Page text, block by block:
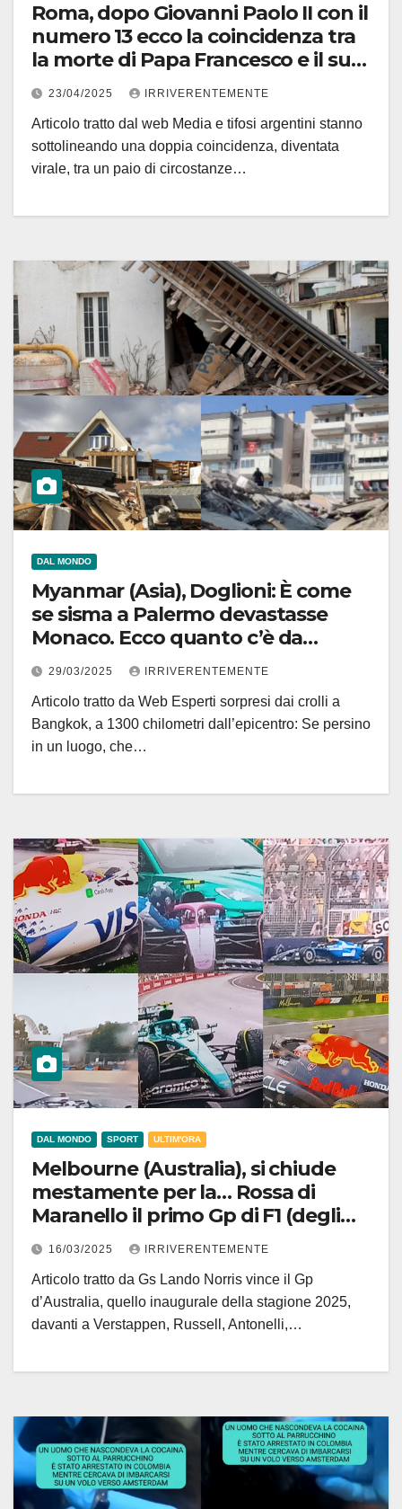
Roma, dopo Giovanni Paolo II con il
numero 13 ecco la coincidenza tra
la morte di Papa Francesco e il suo
numero di tessera del San Lorenzo
che diventa virale
23/04/2025 IRRIVERENTEMENTE
Articolo tratto dal web Media e tifosi argentini stanno
sottolineando una doppia coincidenza, diventata
virale, tra un paio di circostanze…
DAL MONDO
Myanmar (Asia), Doglioni: È come
se sisma a Palermo devastasse
Monaco. Ecco quanto c’è da
sapere e differenze con Italia
29/03/2025 IRRIVERENTEMENTE
Articolo tratto da Web Esperti sorpresi dai crolli a
Bangkok, a 1300 chilometri dall’epicentro: Se persino
in un luogo, che…
DAL MONDO SPORT ULTIM'ORA
Melbourne (Australia), si chiude
mestamente per la… Rossa di
Maranello il primo Gp di F1 (degli
orrori) del ’25. Ferrari male, ma
raffica di incidenti (non gravi,
grazie a Dio) per la pioggia
16/03/2025 IRRIVERENTEMENTE
Articolo tratto da Gs Lando Norris vince il Gp
d’Australia, quello inaugurale della stagione 2025,
davanti a Verstappen, Russell, Antonelli,…